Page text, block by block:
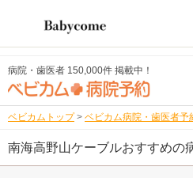
病院・歯医者 150,000件 掲載中！
ベビカムトップ > ベビカム病院・歯医者予
南海高野山ケーブルおすすめの